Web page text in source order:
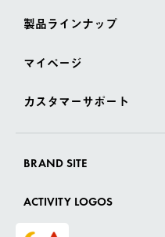
製品ラインナップ
マイページ
カスタマーサポート
BRAND SITE
ACTIVITY LOGOS